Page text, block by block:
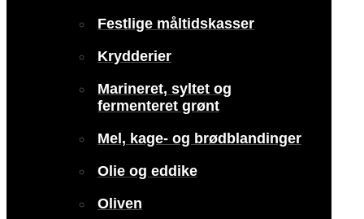
Festlige måltidskasser
Krydderier
Marineret, syltet og
fermenteret grønt
Mel, kage- og brødblandinger
Olie og eddike
Oliven